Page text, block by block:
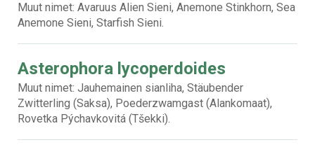
Muut nimet: Avaruus Alien Sieni, Anemone Stinkhorn, Sea
Anemone Sieni, Starfish Sieni.
Asterophora lycoperdoides
Muut nimet: Jauhemainen sianliha, Stäubender
Zwitterling (Saksa), Poederzwamgast (Alankomaat),
Rovetka Pýchavkovitá (Tšekki).